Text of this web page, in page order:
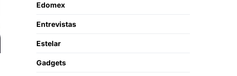
Edomex
Entrevistas
Estelar
Gadgets